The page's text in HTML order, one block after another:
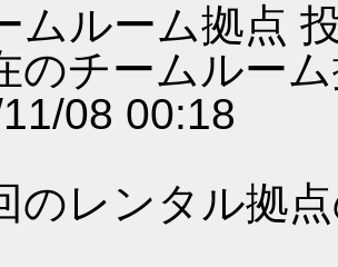
ムルーム拠点
チームルー
08 00:18
レンタル拠